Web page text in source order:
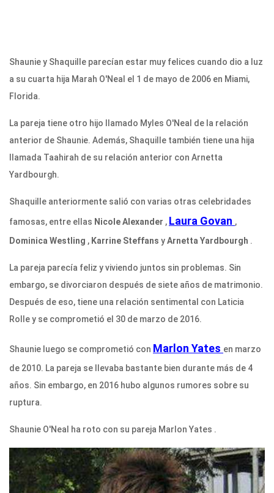
Shaunie y Shaquille parecían estar muy felices cuando dio a luz
a su cuarta hija Marah O'Neal el 1 de mayo de 2006 en Miami,
Florida.
La pareja tiene otro hijo llamado Myles O'Neal de la relación
anterior de Shaunie. Además, Shaquille también tiene una hija
llamada Taahirah de su relación anterior con Arnetta
Yardbourgh.
Shaquille anteriormente salió con varias otras celebridades
famosas, entre ellas Nicole Alexander , Laura Govan ,
Dominica Westling , Karrine Steffans yArnetta Yardbourgh .
La pareja parecía feliz y viviendo juntos sin problemas. Sin
embargo, se divorciaron después de siete años de matrimonio.
Después de eso, tiene una relación sentimental con Laticia
Rolle y se comprometió el 30 de marzo de 2016.
Shaunie luego se comprometió con Marlon Yates en marzo
de 2010. La pareja se llevaba bastante bien durante más de 4
años. Sin embargo, en 2016 hubo algunos rumores sobre su
ruptura.
Shaunie O'Neal ha roto con su pareja Marlon Yates .